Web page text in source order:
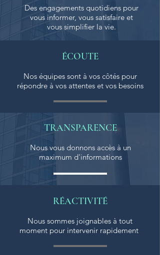
Des engagements quotidiens pour
vous informer, vous satisfaire et
vous simplifier la vie.
ÉCOUTE
Nos équipes sont à vos côtés pour
répondre à vos attentes et vos besoins
TRANSPARENCE
Nous vous donnons accès à un
maximum d'informations
RÉACTIVITÉ
Nous sommes joignables à tout
moment pour intervenir rapidement